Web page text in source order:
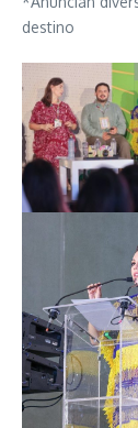
destino